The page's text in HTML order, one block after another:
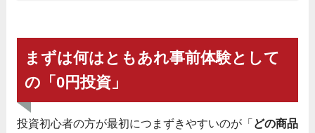
まずは何はともあれ事前体験として
の「0円投資」
投資初心者の方が最初につまずきやすいのが「 どの商品